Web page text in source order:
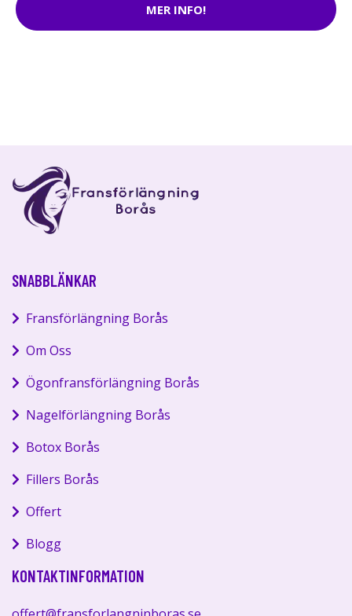
MER INFO!
SNABBLÄNKAR
Fransförlängning Borås
Om Oss
Ögonfransförlängning Borås
Nagelförlängning Borås
Botox Borås
Fillers Borås
Offert
Blogg
KONTAKTINFORMATION